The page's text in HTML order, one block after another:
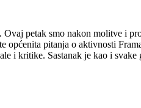
Ovaj petak smo nakon molitve i
općenita pitanja o aktivnosti
i kritike. Sastanak je kao i